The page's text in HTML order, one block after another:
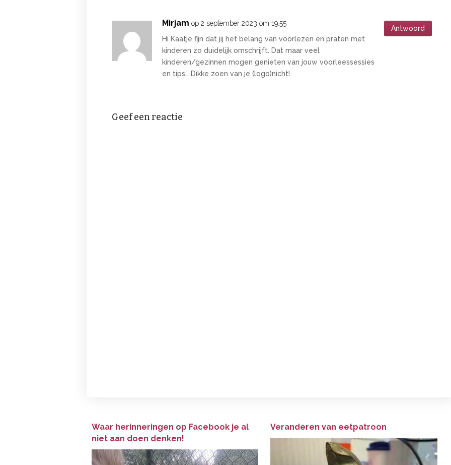
Mirjam op 2 september 2023 om 19:55
Hi Kaatje fijn dat jij het belang van voorlezen en praten met
kinderen zo duidelijk omschrijft. Dat maar veel
kinderen/gezinnen mogen genieten van jouw voorleessessies
en tips… Dikke zoen van je (logo)nicht!
Antwoord
Geef een reactie
Waar herinneringen op Facebook je al
niet aan doen denken!
Veranderen van eetpatroon